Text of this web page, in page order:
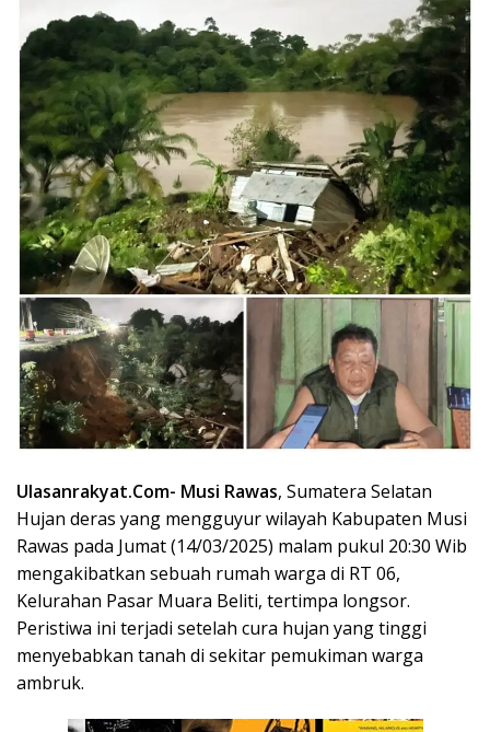
Ulasanrakyat.Com- Musi Rawas, Sumatera Selatan
Hujan deras yang mengguyur wilayah Kabupaten Musi
Rawas pada Jumat (14/03/2025) malam pukul 20:30 Wib
mengakibatkan sebuah rumah warga di RT 06,
Kelurahan Pasar Muara Beliti, tertimpa longsor.
Peristiwa ini terjadi setelah cura hujan yang tinggi
menyebabkan tanah di sekitar pemukiman warga
ambruk.